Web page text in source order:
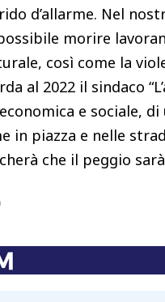
d’allarme. Nel
morire
così come la
al 2022 il sindaco
e sociale, di
in piazza e nelle
che il peggio